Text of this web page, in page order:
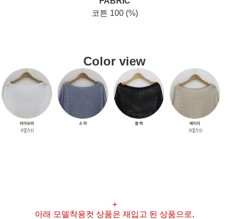
코튼 100 (%)
Color view
+
아래 모델착용컷 상품은 재입고 된 상품으로,